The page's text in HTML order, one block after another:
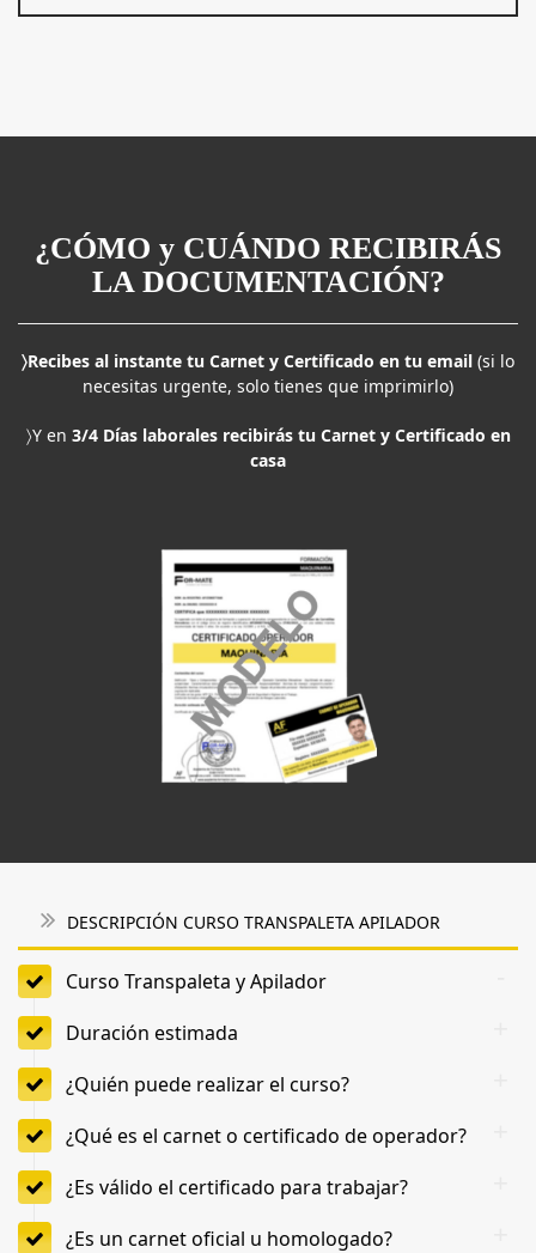
¿CÓMO y CUÁNDO RECIBIRÁS
LA DOCUMENTACIÓN?
〉Recibes al instante tu Carnet y Certificado en tu email (si lo
necesitas urgente, solo tienes que imprimirlo)
〉Y en 3/4 Días laborales recibirás tu Carnet y Certificado en
casa
DESCRIPCIÓN CURSO TRANSPALETA APILADOR
Curso Transpaleta y Apilador
Duración estimada
¿Quién puede realizar el curso?
¿Qué es el carnet o certificado de operador?
¿Es válido el certificado para trabajar?
¿Es un carnet oficial u homologado?